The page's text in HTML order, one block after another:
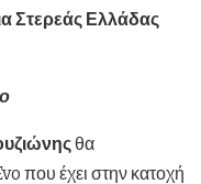
Στερεάς Ελλάδας
θα
που έχει στην κατοχή